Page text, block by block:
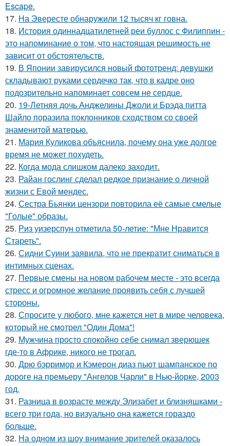
Escape.
17. На Эвересте обнаружили 12 тысяч кг говна.
18. История одиннадцатилетней реи буллос с Филиппин -
это напоминание о том, что настоящая решимость не
зависит от обстоятельств.
19. В Японии завирусился новый фототренд: девушки
складывают руками сердечко так, что в кадре оно
подозрительно напоминает совсем не сердце.
20. 19-Летняя дочь Анджелины Джоли и Брэда питта
Шайло поразила поклонников сходством со своей
знаменитой матерью.
21. Мария Куликова объяснила, почему она уже долгое
время не может похудеть.
22. Когда мода слишком далеко заходит.
23. Райан гослинг сделал редкое признание о личной
жизни с Евой мендес.
24. Сестра Бьянки цензори повторила её самые смелые
"Голые" образы.
25. Риз уизерспун отметила 50-летие: "Мне Нравится
Стареть".
26. Сидни Суини заявила, что не прекратит сниматься в
интимных сценах.
27. Первые смены на новом рабочем месте - это всегда
стресс и огромное желание проявить себя с лучшей
стороны.
28. Спросите у любого, мне кажется нет в мире человека,
который не смотрел "Один Дома"!
29. Мужчина просто спокойно себе снимал зверюшек
где-то в Африке, никого не трогал.
30. Дрю бэрримор и Кэмерон диаз пьют шампанское по
дороге на премьеру "Ангелов Чарли" в Нью-йорке, 2003
год.
31. Разница в возрасте между Элизабет и близняшками -
всего три года, но визуально она кажется гораздо
больше.
32. На одном из шоу внимание зрителей оказалось